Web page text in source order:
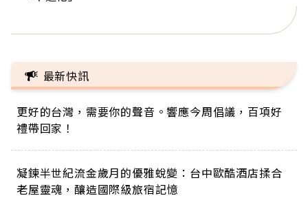
最新快訊
更好的台灣，需要你的聲音。響應今周倡議，百項好
禮帶回家！
凝鍊半世紀流金歲月的優雅蛻變：台中歐酷酒店揉合
老屋靈魂，釀造國際級旅宿記憶